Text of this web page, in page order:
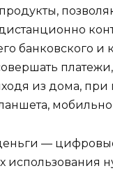
банковского и
из дома,
—
использования